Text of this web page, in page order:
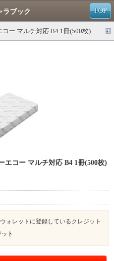
TOP
ラブック
コー マルチ対応 B4 1冊(500枚)
エコー マルチ対応 B4 1冊(500枚)
ォレットに登録しているクレジット
ト